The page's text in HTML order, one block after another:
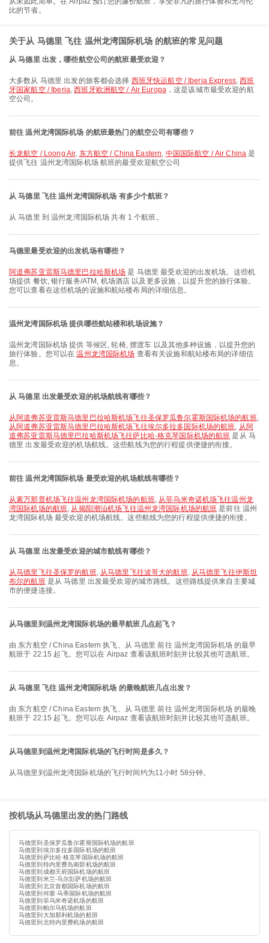
比的节省。
关于从 马德里 飞往 温州龙湾国际机场 的航班的常见问题
从 马德里 出发，哪些航空公司的航班最受欢迎？
大多数从 马德里 出发的旅客都会选择 西班牙快运航空 / Iberia Express,西班
牙国家航空 / Iberia,西班牙欧洲航空 / Air Europa ，这是该城市最受欢迎的航
空公司。
前往 温州龙湾国际机场 的航班最热门的航空公司有哪些？
长龙航空 / Loong Air, 东方航空 / China Eastern, 中国国际航空 / Air China 是
提供飞往 温州龙湾国际机场 航班的最受欢迎航空公司
从 马德里 飞往 温州龙湾国际机场 有多少个航班？
从 马德里 到 温州龙湾国际机场 共有 1 个航班。
马德里最受欢迎的出发机场有哪些？
阿道弗苏亚雷斯马德里巴拉哈斯机场 是 马德里 最受欢迎的出发机场。这些机
场提供 餐饮, 银行服务/ATM, 机场酒店 以及更多设施，以提升您的旅行体验。
您可以查看在这些机场的设施和航站楼布局的详细信息。
温州龙湾国际机场 提供哪些航站楼和机场设施？
温州龙湾国际机场 提供 等候区, 轮椅, 摆渡车 以及其他多种设施，以提升您的
旅行体验。您可以在温州龙湾国际机场 查看有关设施和航站楼布局的详细信
息。
从 马德里 出发最受欢迎的机场航线有哪些？
从阿道弗苏亚雷斯马德里巴拉哈斯机场飞往圣保罗瓜鲁尔霍斯国际机场的航班,
从阿道弗苏亚雷斯马德里巴拉哈斯机场飞往埃尔多拉多国际机场的航班, 从阿
道弗苏亚雷斯马德里巴拉哈斯机场飞往萨比哈·格克琴国际机场的航班 是从 马
德里 出发最受欢迎的机场航线。这些航线为您的行程提供便捷的衔接。
前往 温州龙湾国际机场 最受欢迎的机场航线有哪些？
从素万那普机场飞往温州龙湾国际机场的航班, 从菲乌米奇诺机场飞往温州龙
湾国际机场的航班, 从揭阳潮汕机场飞往温州龙湾国际机场的航班 是前往 温州
龙湾国际机场 最受欢迎的机场航线。这些航线为您的行程提供便捷的衔接。
从 马德里 出发最受欢迎的城市航线有哪些？
从马德里飞往圣保罗的航班, 从马德里飞往波哥大的航班, 从马德里飞往伊斯坦
布尔的航班是从 马德里 出发最受欢迎的城市路线。这些路线提供来自主要城
市的便捷连接。
从马德里到温州龙湾国际机场的最早航班几点起飞？
由 东方航空 / China Eastern 执飞、从 马德里 前往 温州龙湾国际机场 的最早
航班于 22:15 起飞。您可以在 Airpaz 查看该航班时刻并比较其他可选航班。
从 马德里 飞往 温州龙湾国际机场 的最晚航班几点出发？
由 东方航空 / China Eastern 执飞、从 马德里 前往 温州龙湾国际机场 的最晚
航班于 22:15 起飞。您可以在 Airpaz 查看该航班时刻并比较其他可选航班。
从马德里到温州龙湾国际机场的飞行时间是多久？
从马德里到温州龙湾国际机场的飞行时间约为11小时 58分钟。
按机场从马德里出发的热门路线
马德里到圣保罗瓜鲁尔霍斯国际机场的航班
马德里到埃尔多拉多国际机场的航班
马德里到萨比哈·格克琴国际机场的航班
马德里到特内里费岛南部机场的航班
马德里到成都天府国际机场的航班
马德里到米兰-马尔彭萨机场的航班
马德里到北京首都国际机场的航班
马德里到何塞·马蒂国际机场的航班
马德里到菲乌米奇诺机场的航班
马德里到帕尔马机场的航班
马德里到大加那利机场的航班
马德里到北特内里费机场的航班